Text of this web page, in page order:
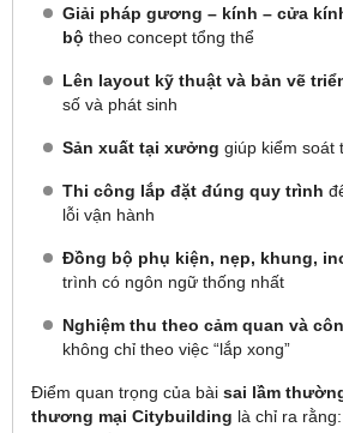
Giải pháp gương – kính – cửa
bộ theo concept tổng thể
Lên layout kỹ thuật và bản vẽ
số và phát sinh
Sản xuất tại xưởng giúp kiểm soát
Thi công lắp đặt đúng quy trình
lỗi vận hành
Đồng bộ phụ kiện, nẹp, khung,
trình có ngôn ngữ thống nhất
Nghiệm thu theo cảm quan và
không chỉ theo việc “lắp xong”
Điểm quan trọng của bài sai lầm
thương mại Citybuilding là chỉ ra